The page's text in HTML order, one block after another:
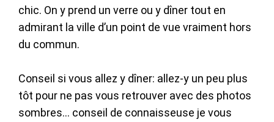
chic. On y prend un verre ou y dîner tout en
admirant la ville d’un point de vue vraiment hors
du commun.
Conseil si vous allez y dîner: allez-y un peu plus
tôt pour ne pas vous retrouver avec des photos
sombres… conseil de connaisseuse je vous